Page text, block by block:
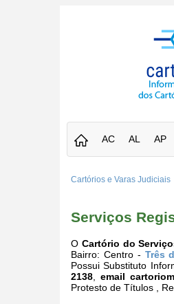
AC AL AP
Cartórios e Varas Judiciais
Serviços
O Cartório do
Bairro: Centro - Três
Possui Substituto
2138
email
Protesto de Títulos ,